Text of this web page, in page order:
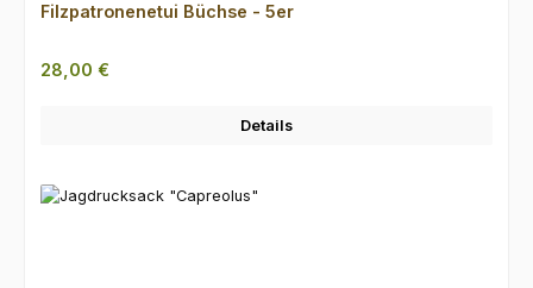
Filzpatronenetui Büchse - 5er
Regulärer Preis:
28,00 €
Details